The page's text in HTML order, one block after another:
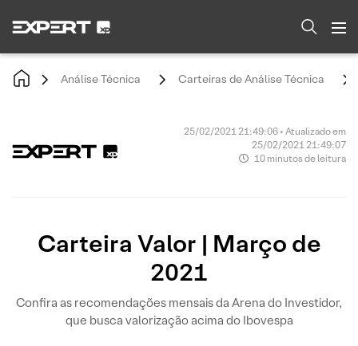
Análise Técnica Carteiras de Análise Técnica
25/02/2021 21:49:06 • Atualizado em
25/02/2021 21:49:07
10 minutos de leitura
Carteira Valor | Março de
2021
Confira as recomendações mensais da Arena do Investidor,
que busca valorização acima do Ibovespa